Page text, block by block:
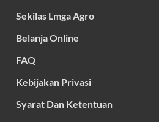
Sekilas Lmga Agro
Belanja Online
FAQ
Kebijakan Privasi
Syarat Dan Ketentuan